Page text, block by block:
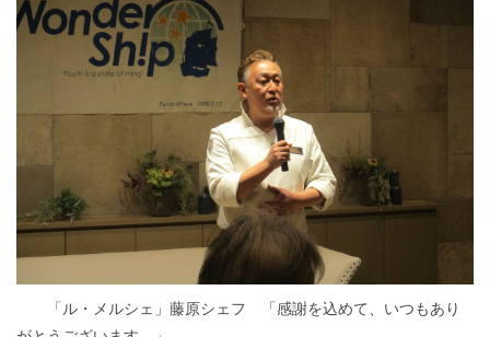
「ル・メルシェ」藤原シェフ 「感謝を込めて、いつもあり